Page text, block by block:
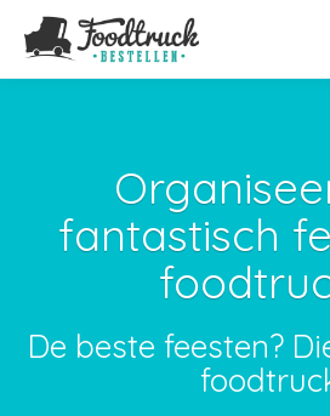
fantastisch
De beste feesten?